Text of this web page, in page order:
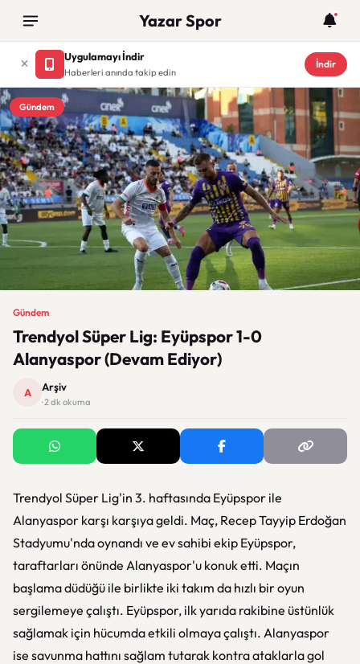
Yazar Spor
Uygulamayı İndir
Haberleri anında takip edin
İndir
Gündem
Gündem
Trendyol Süper Lig: Eyüpspor 1-0
Alanyaspor (Devam Ediyor)
A Arşiv
· 2 dk okuma
Trendyol Süper Lig'in 3. haftasında Eyüpspor ile
Alanyaspor karşı karşıya geldi. Maç, Recep Tayyip Erdoğan
Stadyumu'nda oynandı ve ev sahibi ekip Eyüpspor,
taraftarları önünde Alanyaspor'u konuk etti. Maçın
başlama düdüğü ile birlikte iki takım da hızlı bir oyun
sergilemeye çalıştı. Eyüpspor, ilk yarıda rakibine üstünlük
sağlamak için hücumda etkili olmaya çalıştı. Alanyaspor
ise savunma hattını sağlam tutarak kontra ataklarla gol